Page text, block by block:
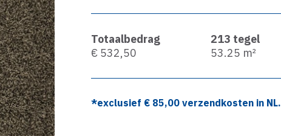
Totaalbedrag
€ 532,50
213 tegel
53.25 m²
*exclusief € 85,00 verzendkosten in NL.